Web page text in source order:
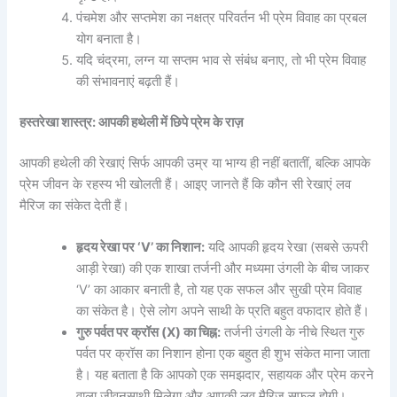
पंचमेश और सप्तमेश का नक्षत्र परिवर्तन भी प्रेम विवाह का प्रबल
योग बनाता है।
यदि चंद्रमा, लग्न या सप्तम भाव से संबंध बनाए, तो भी प्रेम विवाह
की संभावनाएं बढ़ती हैं।
हस्तरेखा शास्त्र: आपकी हथेली में छिपे प्रेम के राज़
आपकी हथेली की रेखाएं सिर्फ आपकी उम्र या भाग्य ही नहीं बतातीं, बल्कि आपके
प्रेम जीवन के रहस्य भी खोलती हैं। आइए जानते हैं कि कौन सी रेखाएं लव
मैरिज का संकेत देती हैं।
हृदय रेखा पर ‘V’ का निशान: यदि आपकी हृदय रेखा (सबसे ऊपरी
आड़ी रेखा) की एक शाखा तर्जनी और मध्यमा उंगली के बीच जाकर
‘V’ का आकार बनाती है, तो यह एक सफल और सुखी प्रेम विवाह
का संकेत है। ऐसे लोग अपने साथी के प्रति बहुत वफादार होते हैं।
गुरु पर्वत पर क्रॉस (X) का चिह्न: तर्जनी उंगली के नीचे स्थित गुरु
पर्वत पर क्रॉस का निशान होना एक बहुत ही शुभ संकेत माना जाता
है। यह बताता है कि आपको एक समझदार, सहायक और प्रेम करने